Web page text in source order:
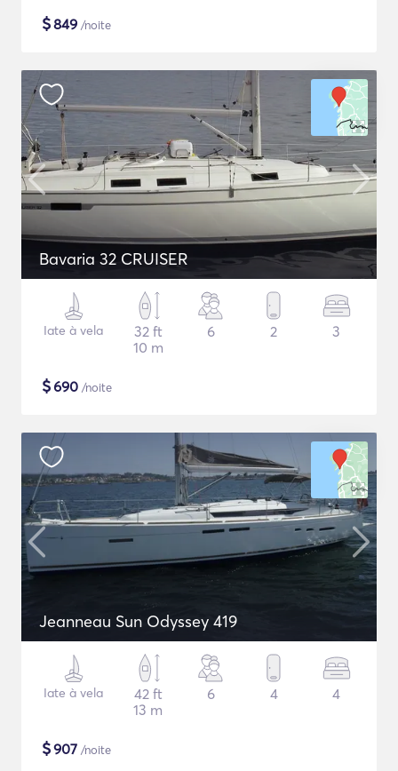
$849 /noite
Bavaria 32 CRUISER
Iate à vela
32 ft
10 m
6 2 3
$690 /noite
Jeanneau Sun Odyssey 419
Iate à vela
42 ft
13 m
6 4 4
$907 /noite